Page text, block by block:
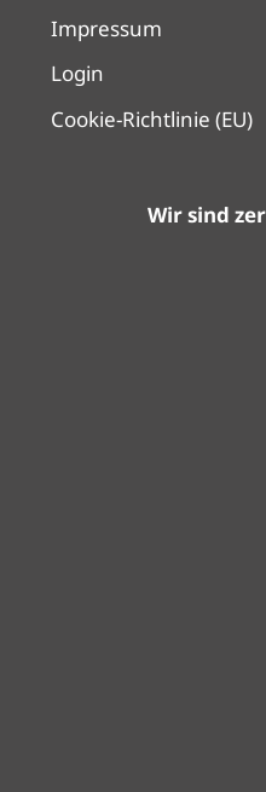
Impressum
Login
Cookie-Richtlinie (EU)
Wir sind